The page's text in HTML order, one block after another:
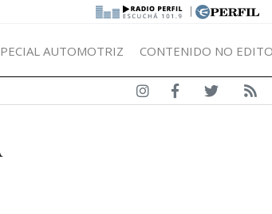
|
AUTOMOTRIZ CONTENIDO NO